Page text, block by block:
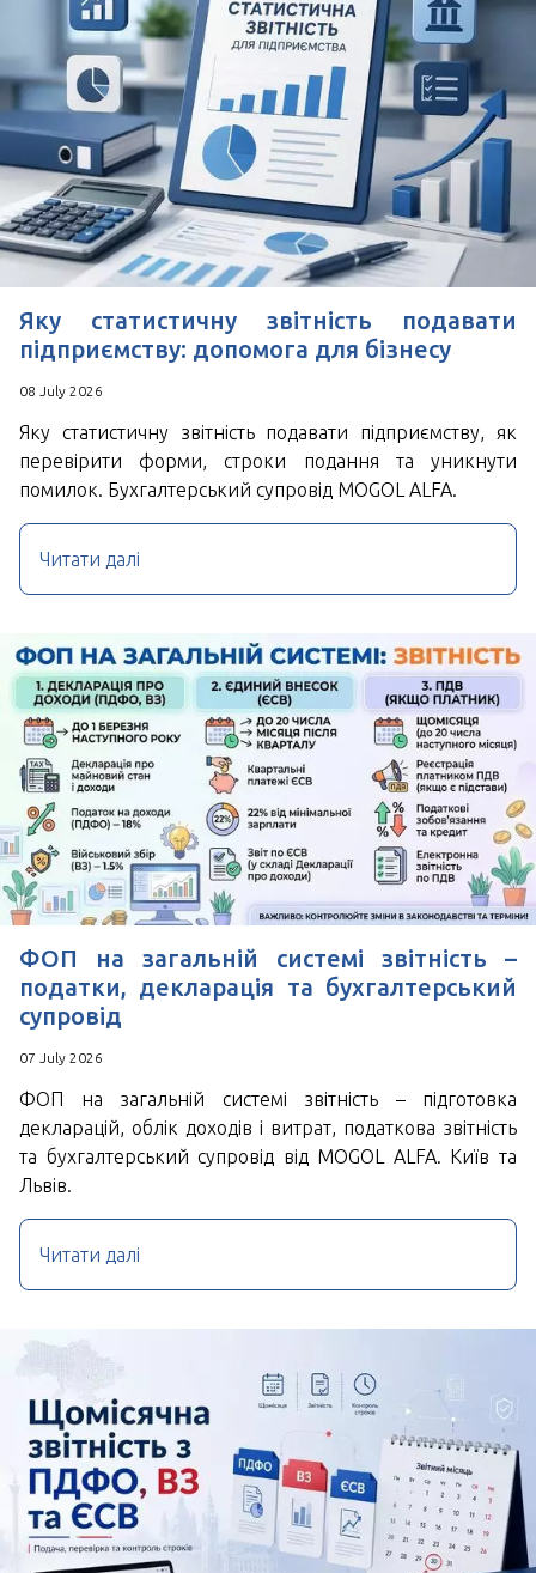
Поля позначені знаком*обов'язкові для
заповнення
Натискаючи кнопку Надіслати Ви погоджуєтесь з
Угода користувача
Яку статистичну звітність подавати
підприємству: допомога для бізнесу
08 July 2026
Яку статистичну звітність подавати підприємству, як
перевірити форми, строки подання та уникнути
помилок. Бухгалтерський супровід MOGOL ALFA.
Читати далі
ФОП на загальній системі звітність –
податки, декларація та бухгалтерський
супровід
07 July 2026
ФОП на загальній системі звітність – підготовка
декларацій, облік доходів і витрат, податкова звітність
та бухгалтерський супровід від MOGOL ALFA. Київ та
Львів.
Читати далі